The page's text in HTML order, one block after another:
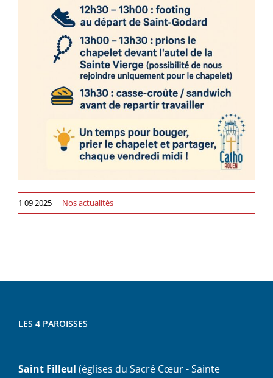
1 09 2025 | Nos actualités
LES 4 PAROISSES
Saint Filleul (églises du Sacré Cœur - Sainte